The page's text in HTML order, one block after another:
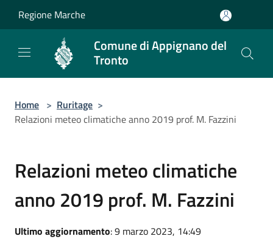
Regione Marche
Comune di Appignano del
Tronto
Home > Ruritage >
Relazioni meteo climatiche anno 2019 prof. M. Fazzini
Relazioni meteo climatiche
anno 2019 prof. M. Fazzini
Ultimo aggiornamento: 9 marzo 2023, 14:49